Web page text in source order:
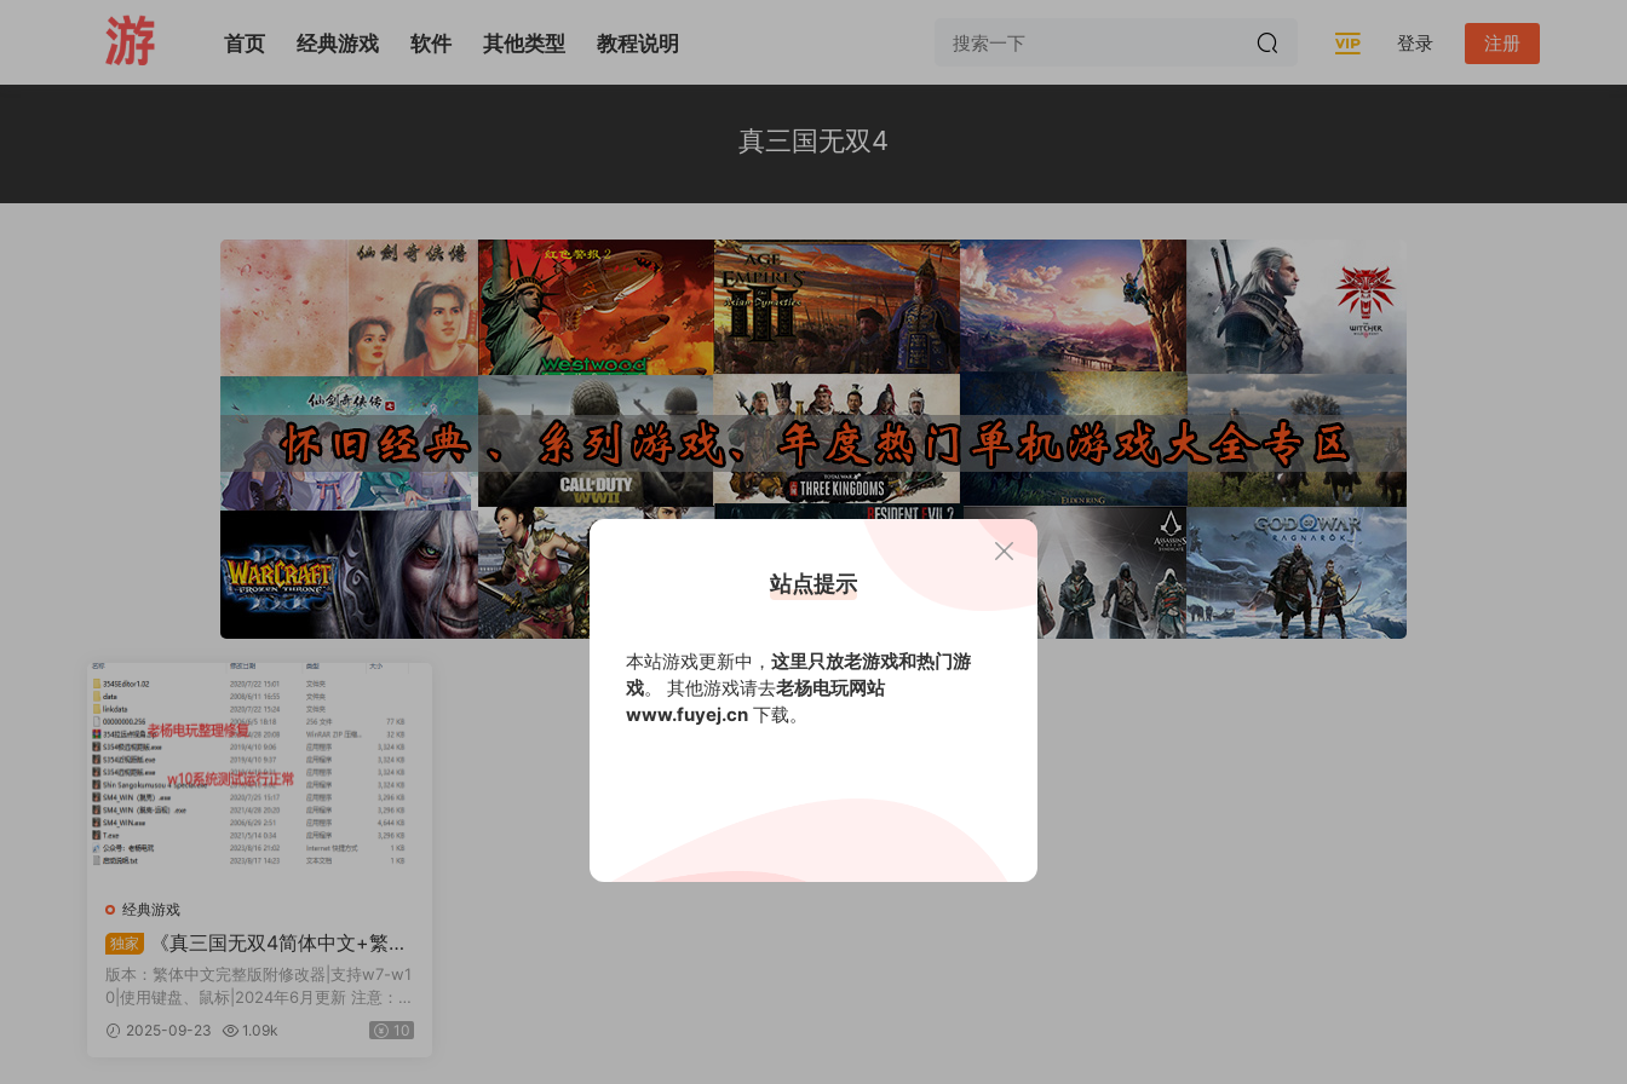
首页 经典游戏 软件 其他类型 教程说明 登录 注册
真三国无双4
经典游戏
独家
《真三国无双4简体中文+繁体
中文版》Shin Sangukumusou 4 S
pecial
版本：繁体中文完整版附修改器|支持w7-w1
0|使用键盘、鼠标|2024年6月更新 注意：需
要运行库，常见问题那边有，下载安装，路
径不能有中文。双击脱壳版运行游...
2025-09-23 1.09k 10
站点提示
本站游戏更新中， 这里只放老游戏和热门游
戏。 其他游戏请去老杨电玩网站
www.fuyej.cn 下载。